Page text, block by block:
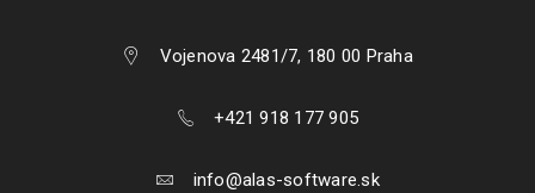
Vojenova 2481/7, 180 00 Praha
+421 918 177 905
info@alas-software.sk